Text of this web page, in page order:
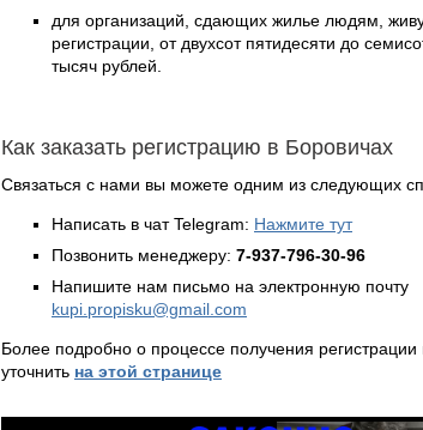
для организаций, сдающих жилье людям,
регистрации, от двухсот пятидесяти до
тысяч рублей.
Как заказать регистрацию в Боровичах
Связаться с нами вы можете одним из следующих
Написать в чат Telegram: Нажмите тут
Позвонить менеджеру: 7-937-796-30-96
Напишите нам письмо на электронную почту
kupi.propisku@gmail.com
Более подробно о процессе получения
уточнить на этой странице